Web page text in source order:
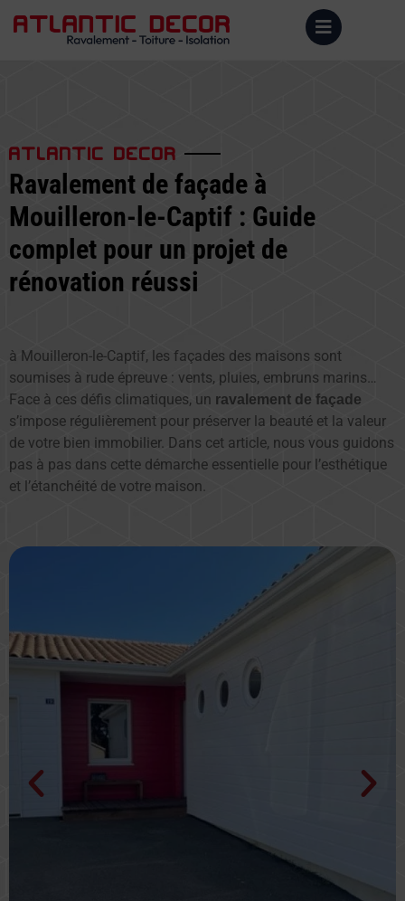
ATLANTIC DECOR
Ravalement de façade à
Mouilleron-le-Captif : Guide
complet pour un projet de
rénovation réussi
à Mouilleron-le-Captif, les façades des maisons sont
soumises à rude épreuve : vents, pluies, embruns marins…
Face à ces défis climatiques, un ravalement de façade
s’impose régulièrement pour préserver la beauté et la valeur
de votre bien immobilier. Dans cet article, nous vous guidons
pas à pas dans cette démarche essentielle pour l’esthétique
et l’étanchéité de votre maison.